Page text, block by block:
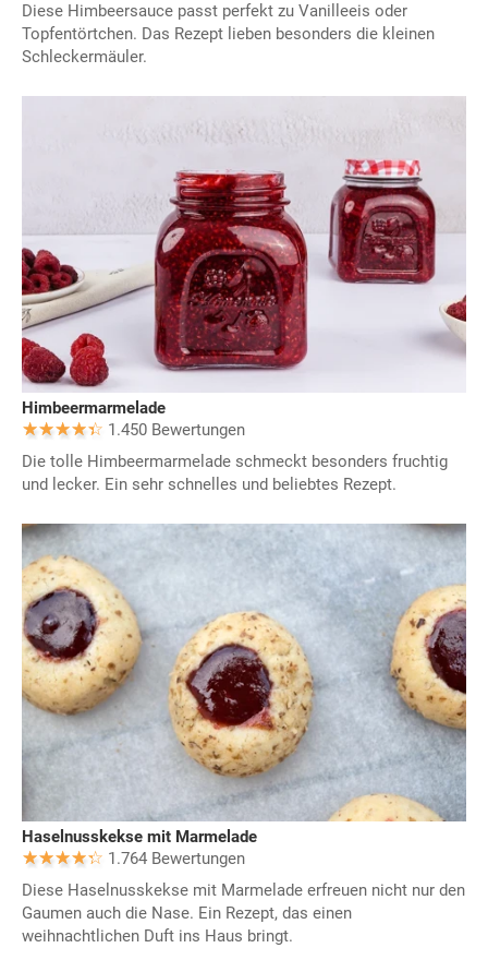
Diese Himbeersauce passt perfekt zu Vanilleeis oder
Topfentörtchen. Das Rezept lieben besonders die kleinen
Schleckermäuler.
Himbeermarmelade
1.450 Bewertungen
Die tolle Himbeermarmelade schmeckt besonders fruchtig
und lecker. Ein sehr schnelles und beliebtes Rezept.
Haselnusskekse mit Marmelade
1.764 Bewertungen
Diese Haselnusskekse mit Marmelade erfreuen nicht nur den
Gaumen auch die Nase. Ein Rezept, das einen
weihnachtlichen Duft ins Haus bringt.